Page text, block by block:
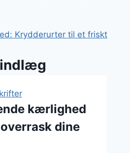
Krydderurter til et friskt
kærlighed
dine